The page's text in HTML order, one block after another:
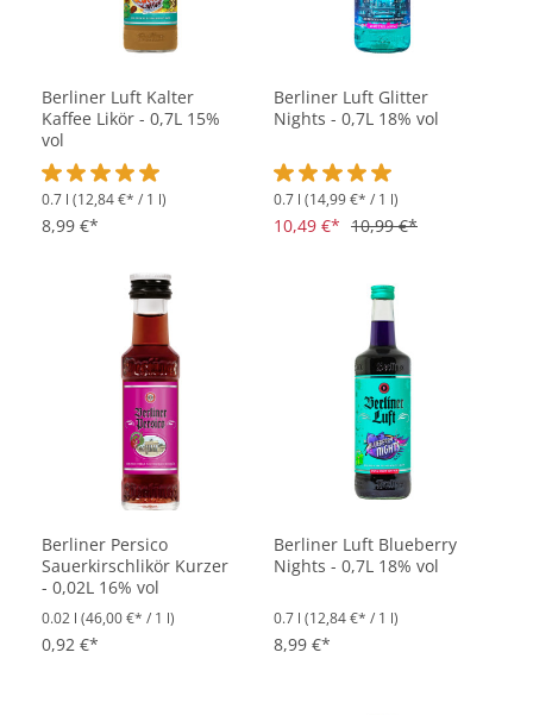
Berliner Luft Kalter
Kaffee Likör - 0,7L 15%
vol
Durchschnittliche Bewertung von 5 von 5 Sternen
0.7 l (12,84 €* / 1 l)
8,99 €*
Berliner Luft Glitter
Nights - 0,7L 18% vol
Durchschnittliche Bewertung
0.7 l (14,99 €* / 1 l)
10,49 €* 10,99 €*
Berliner Persico
Sauerkirschlikör Kurzer
- 0,02L 16% vol
0.02 l (46,00 €* / 1 l)
0,92 €*
Berliner Luft Blueberry
Nights - 0,7L 18% vol
0.7 l (12,84 €* / 1 l)
8,99 €*